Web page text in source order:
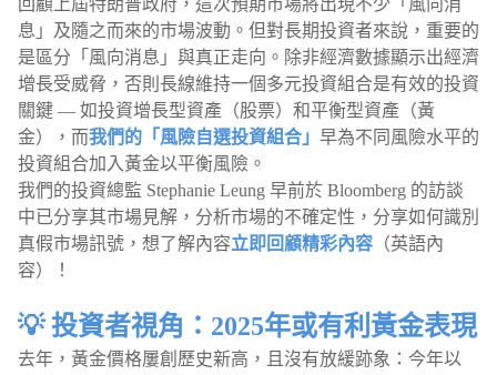
回顧上屆特朗普政府，這次預期市場將出現不少「風向消
息」及隨之而來的市場波動。但對長期投資者來說，重要的
是區分「風向消息」與真正走向。除非經濟數據顯示出經濟
增長受威脅，否則長線維持一個多元投資組合是有效的投資
關鍵 — 如投資增長型資產（股票）和平衡型資產（黃
金），而我們的「風險自選投資組合」 早為不同風險水平的
投資組合加入黃金以平衡風險。
我們的投資總監 Stephanie Leung 早前於 Bloomberg 的訪談
中已分享其市場見解，分析市場的不確定性，分享如何識別
真假市場訊號，想了解內容立即回顧精彩內容 （英語內
容）！
💡 投資者視角：2025年或有利黃金表現
去年，黃金價格屢創歷史新高，且沒有放緩跡象：今年以